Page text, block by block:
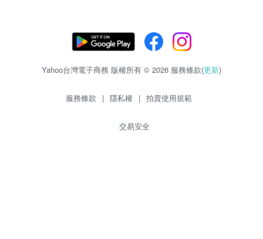
Yahoo台灣電子商務 版權所有 © 2026 服務條款(更新)
服務條款 | 隱私權 | 拍賣使用規範
交易安全